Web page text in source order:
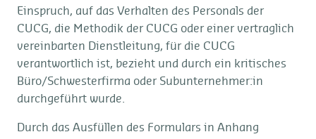
Einspruch, auf das Verhalten des Personals der
CUCG, die Methodik der CUCG oder einer vertraglich
vereinbarten Dienstleitung, für die CUCG
verantwortlich ist, bezieht und durch ein kritisches
Büro/Schwesterfirma oder Subunternehmer:in
durchgeführt wurde.
Durch das Ausfüllen des Formulars in Anhang